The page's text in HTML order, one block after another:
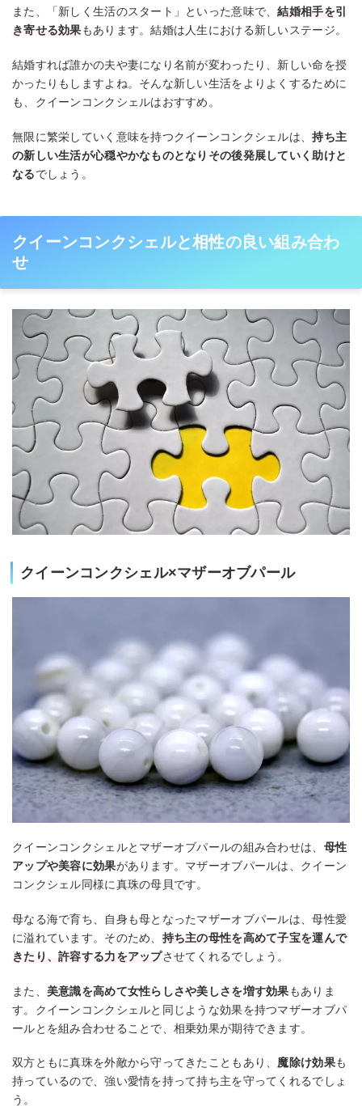
また、「新しく生活のスタート」といった意味で、結婚相手を引
き寄せる効果もあります。結婚は人生における新しいステージ。
結婚すれば誰かの夫や妻になり名前が変わったり、新しい命を授
かったりもしますよね。そんな新しい生活をよりよくするために
も、クイーンコンクシェルはおすすめ。
無限に繁栄していく意味を持つクイーンコンクシェルは、持ち主
の新しい生活が心穏やかなものとなりその後発展していく助けと
なるでしょう。
クイーンコンクシェルと相性の良い組み合わ
せ
クイーンコンクシェル×マザーオブパール
クイーンコンクシェルとマザーオブパールの組み合わせは、 母性
アップや美容に効果があります。マザーオブパールは、クイーン
コンクシェル同様に真珠の母貝です。
母なる海で育ち、自身も母となったマザーオブパールは、母性愛
に溢れています。そのため、 持ち主の母性を高めて子宝を運んで
きたり、許容する力をアップさせてくれるでしょう。
また、 美意識を高めて女性らしさや美しさを増す効果もありま
す。クイーンコンクシェルと同じような効果を持つマザーオブパ
ールとを組み合わせることで、相乗効果が期待できます。
双方ともに真珠を外敵から守ってきたこともあり、 魔除け効果も
持っているので、強い愛情を持って持ち主を守ってくれるでしょ
う。